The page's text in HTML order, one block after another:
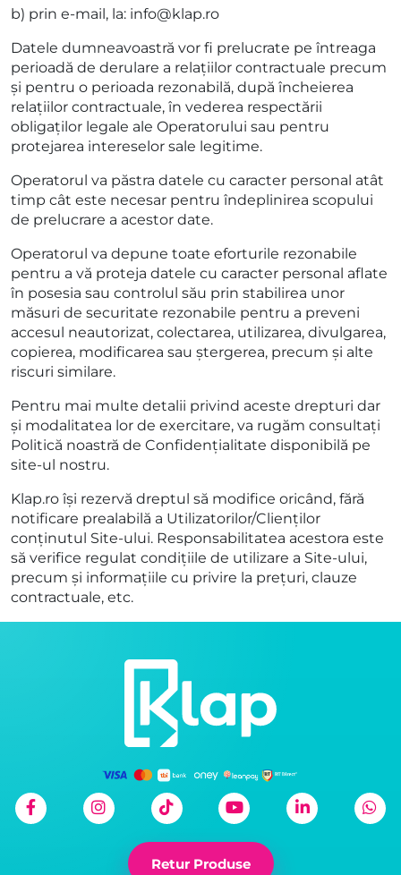
b) prin e-mail, la: info@klap.ro
Datele dumneavoastră vor fi prelucrate pe întreaga
perioadă de derulare a relațiilor contractuale precum
și pentru o perioada rezonabilă, după încheierea
relațiilor contractuale, în vederea respectării
obligaților legale ale Operatorului sau pentru
protejarea intereselor sale legitime.
Operatorul va păstra datele cu caracter personal atât
timp cât este necesar pentru îndeplinirea scopului
de prelucrare a acestor date.
Operatorul va depune toate eforturile rezonabile
pentru a vă proteja datele cu caracter personal aflate
în posesia sau controlul său prin stabilirea unor
măsuri de securitate rezonabile pentru a preveni
accesul neautorizat, colectarea, utilizarea, divulgarea,
copierea, modificarea sau ștergerea, precum și alte
riscuri similare.
Pentru mai multe detalii privind aceste drepturi dar
și modalitatea lor de exercitare, va rugăm consultați
Politică noastră de Confidențialitate disponibilă pe
site-ul nostru.
Klap.ro își rezervă dreptul să modifice oricând, fără
notificare prealabilă a Utilizatorilor/Clienților
conținutul Site-ului. Responsabilitatea acestora este
să verifice regulat condițiile de utilizare a Site-ului,
precum și informațiile cu privire la prețuri, clauze
contractuale, etc.
Retur Produse